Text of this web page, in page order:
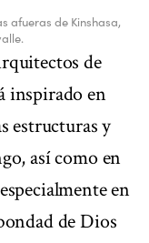
afueras de Kinshasa,
de
inspirado en
estructuras y
así como en
en
de Dios